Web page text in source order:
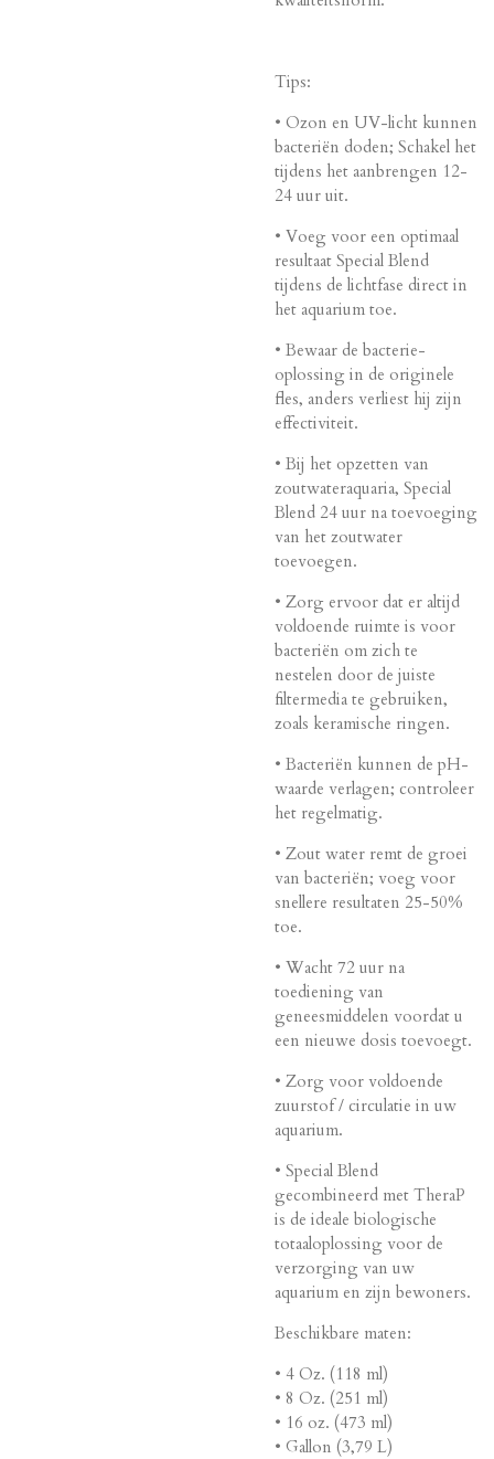
Tips:
• Ozon en UV-licht kunnen
bacteriën doden; Schakel het
tijdens het aanbrengen 12-
24 uur uit.
• Voeg voor een optimaal
resultaat Special Blend
tijdens de lichtfase direct in
het aquarium toe.
• Bewaar de bacterie-
oplossing in de originele
fles, anders verliest hij zijn
effectiviteit.
• Bij het opzetten van
zoutwateraquaria, Special
Blend 24 uur na toevoeging
van het zoutwater
toevoegen.
• Zorg ervoor dat er altijd
voldoende ruimte is voor
bacteriën om zich te
nestelen door de juiste
filtermedia te gebruiken,
zoals keramische ringen.
• Bacteriën kunnen de pH-
waarde verlagen; controleer
het regelmatig.
• Zout water remt de groei
van bacteriën; voeg voor
snellere resultaten 25-50%
toe.
• Wacht 72 uur na
toediening van
geneesmiddelen voordat u
een nieuwe dosis toevoegt.
• Zorg voor voldoende
zuurstof / circulatie in uw
aquarium.
• Special Blend
gecombineerd met TheraP
is de ideale biologische
totaaloplossing voor de
verzorging van uw
aquarium en zijn bewoners.
Beschikbare maten:
• 4 Oz. (118 ml)
• 8 Oz. (251 ml)
• 16 oz. (473 ml)
• Gallon (3,79 L)